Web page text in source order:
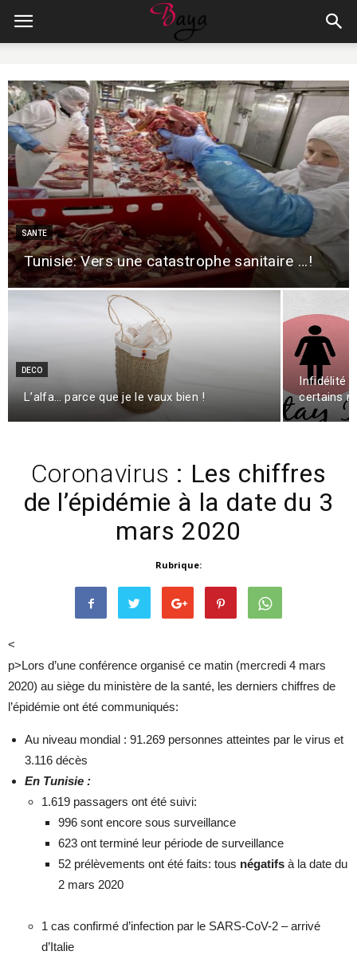
SANTE
Tunisie: Vers une catastrophe sanitaire …!
DECO
L’alfa… parce que je le vaux bien !
Infidélité
certains
Coronavirus : Les chiffres
de l’épidémie à la date du 3
mars 2020
Rubrique:
<
p>Lors d’une conférence organisé ce matin (mercredi 4 mars
2020) au siège du ministère de la santé, les derniers chiffres de
l’épidémie ont été communiqués:
Au niveau mondial : 91.269 personnes atteintes par le virus et
3.116 décès
En Tunisie :
1.619 passagers ont été suivi:
996 sont encore sous surveillance
623 ont terminé leur période de surveillance
52 prélèvements ont été faits: tous négatifs à la date du
2 mars 2020
1 cas confirmé d’infection par le SARS-CoV-2 – arrivé
d’Italie